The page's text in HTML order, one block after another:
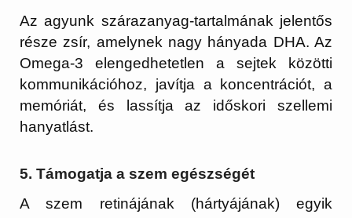
Az agyunk szárazanyag-tartalmának jelentős
része zsír, amelynek nagy hányada DHA. Az
Omega-3 elengedhetetlen a sejtek közötti
kommunikációhoz, javítja a koncentrációt, a
memóriát, és lassítja az időskori szellemi
hanyatlást.
5. Támogatja a szem egészségét
A szem retinájának (hártyájának) egyik